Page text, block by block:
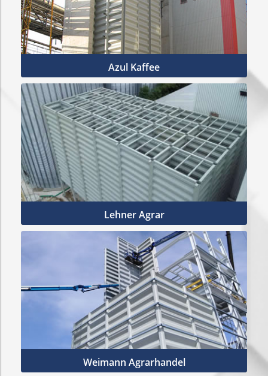
Azul Kaffee
Mehr Infos
Lehner Agrar
Mehr Infos
Weimann Agrarhandel